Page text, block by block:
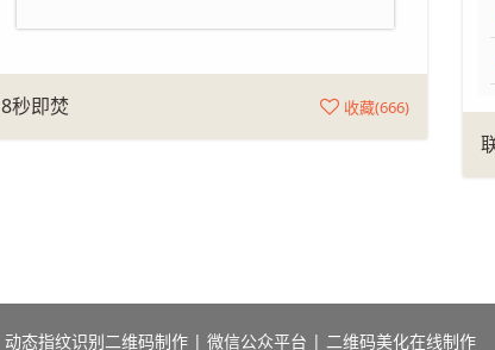
8秒即焚 收藏(666)
动态指纹识别二维码制作 | 微信公众平台 | 二维码美化在线制作